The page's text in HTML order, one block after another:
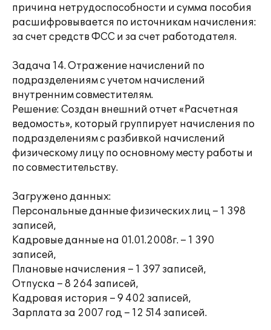
причина нетрудоспособности и сумма пособия
расшифровывается по источникам начисления:
за счет средств ФСС и за счет работодателя.
Задача 14. Отражение начислений по
подразделениям с учетом начислений
внутренним совместителям.
Решение: Создан внешний отчет «Расчетная
ведомость», который группирует начисления по
подразделениям с разбивкой начислений
физическому лицу по основному месту работы и
по совместительству.
Загружено данных:
Персональные данные физических лиц – 1 398
записей,
Кадровые данные на 01.01.2008г. – 1 390
записей,
Плановые начисления – 1 397 записей,
Отпуска – 8 264 записей,
Кадровая история – 9 402 записей,
Зарплата за 2007 год – 12 514 записей.